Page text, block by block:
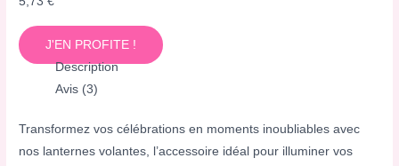
J'EN PROFITE !
Description
Avis (3)
Transformez vos célébrations en moments inoubliables avec
nos lanternes volantes, l’accessoire idéal pour illuminer vos